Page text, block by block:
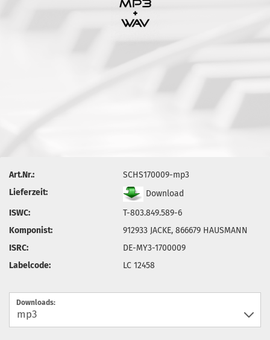
Art.Nr.:
SCHS170009-mp3
Lieferzeit:
Download
ISWC:
T-803.849.589-6
Komponist:
912933 JACKE, 866679 HAUSMANN
ISRC:
DE-MY3-1700009
Labelcode:
LC 12458
Downloads: